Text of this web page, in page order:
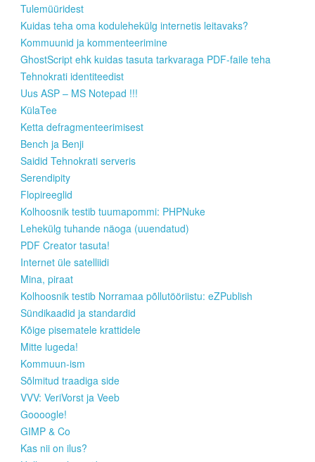
Tulemüüridest
Kuidas teha oma kodulehekülg internetis leitavaks?
Kommuunid ja kommenteerimine
GhostScript ehk kuidas tasuta tarkvaraga PDF-faile teha
Tehnokrati identiteedist
Uus ASP – MS Notepad !!!
KülaTee
Ketta defragmenteerimisest
Bench ja Benji
Saidid Tehnokrati serveris
Serendipity
Flopireeglid
Kolhoosnik testib tuumapommi: PHPNuke
Lehekülg tuhande näoga (uuendatud)
PDF Creator tasuta!
Internet üle satelliidi
Mina, piraat
Kolhoosnik testib Norramaa põllutööriistu: eZPublish
Sündikaadid ja standardid
Kõige pisematele krattidele
Mitte lugeda!
Kommuun-ism
Sõlmitud traadiga side
VVV: VeriVorst ja Veeb
Goooogle!
GIMP & Co
Kas nii on ilus?